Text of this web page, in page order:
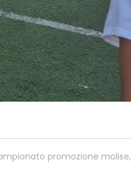
promozione molise,